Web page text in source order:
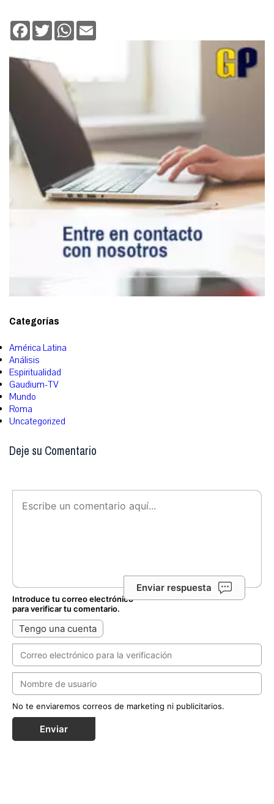
Facebook
TwitterWhatsApp
Categorías
América Latina
Análisis
Espiritualidad
Gaudium-TV
Mundo
Roma
Uncategorized
Deje su Comentario
Enviar respuesta
Introduce tu correo electrónico
para verificar tu comentario.
Tengo una cuenta
No te enviaremos correos de marketing ni publicitarios.
Enviar